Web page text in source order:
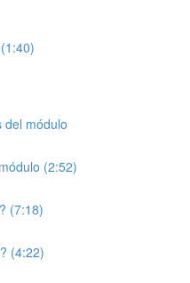
del módulo
(2:52)
(7:18)
(4:22)